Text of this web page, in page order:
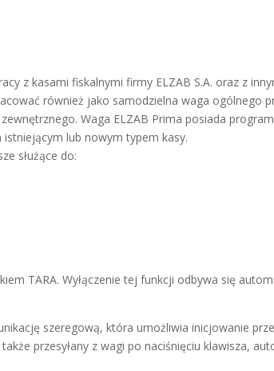
z kasami fiskalnymi firmy ELZAB S.A. oraz z
również jako samodzielna waga ogólnego
Waga ELZAB Prima posiada
lub nowym typem kasy.
służące do:
TARA. Wyłączenie tej funkcji odbywa się
szeregową, która umożliwia inicjowanie
przesyłany z wagi po naciśnięciu klawisza,